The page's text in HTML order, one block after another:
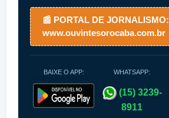
📰 PORTAL DE JORNALISMO:
www.ouvintesorocaba.com.br
BAIXE O APP: WHATSAPP:
(15) 3239-
8911